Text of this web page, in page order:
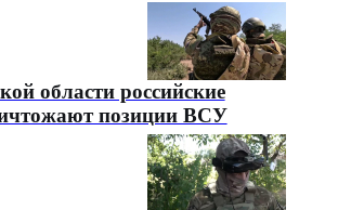
области российские
позиции ВСУ